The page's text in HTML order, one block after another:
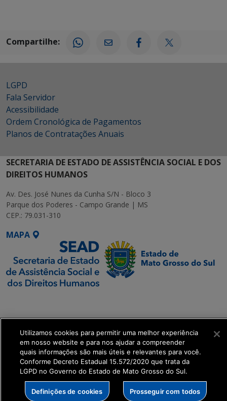
Compartilhe:
LGPD
Fala Servidor
Acessibilidade
Ordem Cronológica de Pagamentos
Planos de Contratações Anuais
SECRETARIA DE ESTADO DE ASSISTÊNCIA SOCIAL E DOS
DIREITOS HUMANOS
Av. Des. José Nunes da Cunha S/N - Bloco 3
Parque dos Poderes - Campo Grande | MS
CEP.: 79.031-310
MAPA
get_footer();
Utilizamos cookies para permitir uma melhor experiência
em nosso website e para nos ajudar a compreender
quais informações são mais úteis e relevantes para você.
Conforme Decreto Estadual 15.572/2020 que trata da
LGPD no Governo do Estado de Mato Grosso do Sul.
Definições de cookies Prosseguir com todos